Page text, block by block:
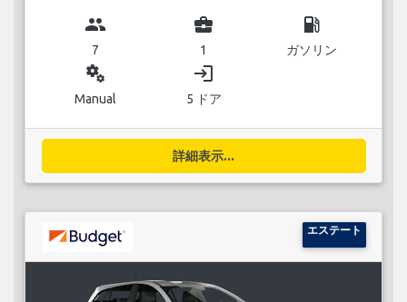
group
7
business_center
1
local_gas_station
ガソリン
miscellaneous_services
Manual
login
5 ドア
詳細表示...
エステート